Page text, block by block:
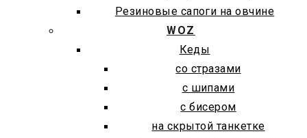
Резиновые сапоги на овчине
WOZ
Кеды
со стразами
с шипами
с бисером
на скрытой танкетке